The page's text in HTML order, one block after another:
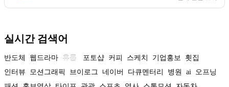
실시간 검색어
반도체 웹드라마 휴롬 포토샵 커피 스케치 기업홍보
횟집
인터뷰
모션그래픽 브이로그 네이버 다큐멘터리 병원 ai 오프닝